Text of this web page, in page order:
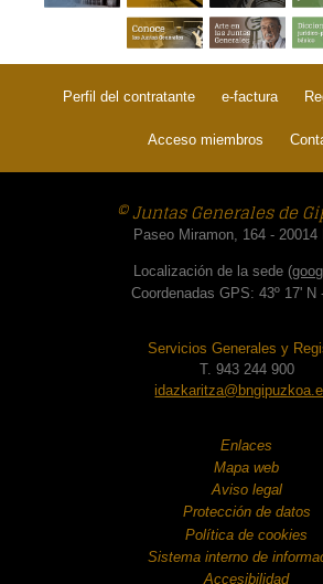
Perfil del contratante e-factura
Acceso miembros
© Juntas Generales de
Paseo Miramon, 164 - 20014
Localización de la sede (
Coordenadas GPS: 43º 17' N
Servicios Generales y
T. 943 244 900
Enlaces
Mapa web
Aviso legal
Protección de datos
Política de cookies
Sistema interno de
Accesibilidad